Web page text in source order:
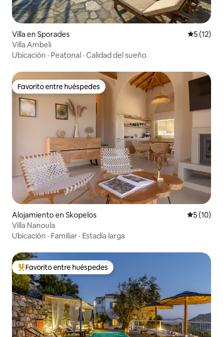
Villa en Sporades
5 (12)
Villa Ambeli
Ubicación · Peatonal · Calidad del sueño
Favorito entre huéspedes
Favorito entre huéspedes
Alojamiento en Skopelos
5 (10)
Villa Nanoula
Ubicación · Familiar · Estadía larga
Favorito entre huéspedes preferido
Favorito entre huéspedes